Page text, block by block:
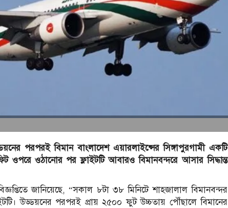
পরপরই বিমান বাংলাদেশ এয়ারলাইন্সের সিঙ্গাপুরগামী একটি
ওপরে ওঠানোর পর ফ্লাইটটি আবারও বিমানবন্দরে আসার সিদ্ধান্ত
জানিয়েছে, “সকাল ৮টা ৩৮ মিনিটে শাহজালাল বিমানবন্দর
উড্ডয়নের পরপরই প্রায় ২৫০০ ফুট উচ্চতায় পৌঁছালে বিমানের